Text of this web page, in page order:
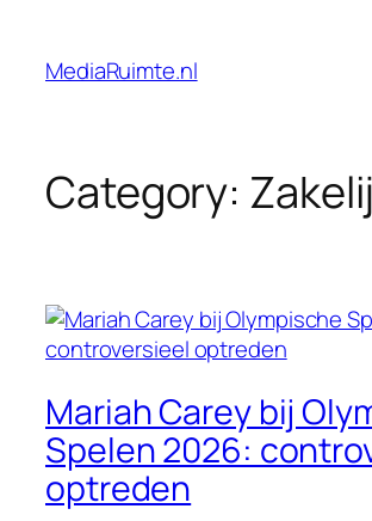
content
MediaRuimte.nl
Category:
Mariah Carey bij
Spelen 2026:
optreden